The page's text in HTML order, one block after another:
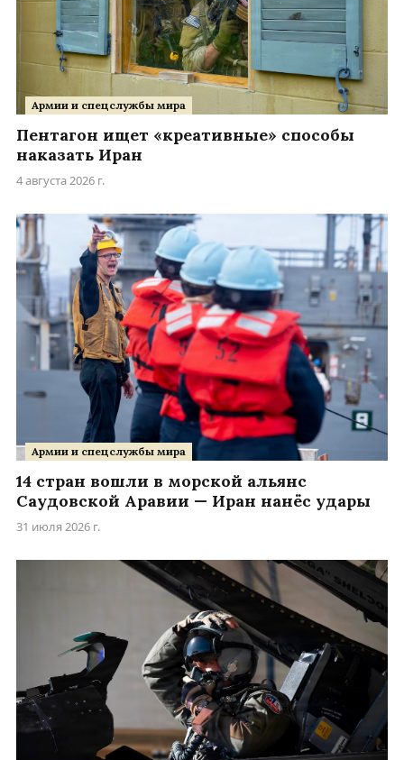
Армии и спецслужбы мира
Пентагон ищет «креативные» способы
наказать Иран
4 августа 2026 г.
Армии и спецслужбы мира
14 стран вошли в морской альянс
Саудовской Аравии — Иран нанёс удары
31 июля 2026 г.